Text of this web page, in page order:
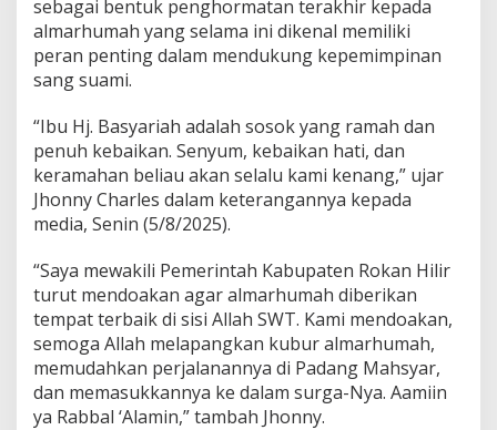
r
a
t
i
H
.
B
s
t
a
m
a
m
sebagai bentuk penghormatan terakhir kepada
almarhumah yang selama ini dikenal memiliki
peran penting dalam mendukung kepemimpinan
sang suami.
“Ibu Hj. Basyariah adalah sosok yang ramah dan
penuh kebaikan. Senyum, kebaikan hati, dan
keramahan beliau akan selalu kami kenang,” ujar
Jhonny Charles dalam keterangannya kepada
media, Senin (5/8/2025).
“Saya mewakili Pemerintah Kabupaten Rokan Hilir
turut mendoakan agar almarhumah diberikan
tempat terbaik di sisi Allah SWT. Kami mendoakan,
semoga Allah melapangkan kubur almarhumah,
memudahkan perjalanannya di Padang Mahsyar,
dan memasukkannya ke dalam surga-Nya. Aamiin
ya Rabbal ‘Alamin,” tambah Jhonny.